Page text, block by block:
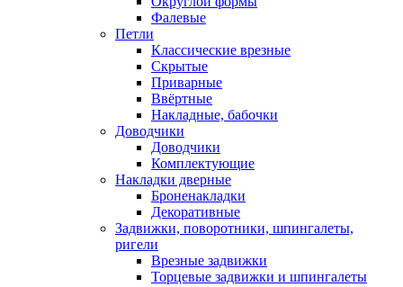
Фалевые
Петли
Классические врезные
Скрытые
Приварные
Ввёртные
Накладные, бабочки
Доводчики
Доводчики
Комплектующие
Накладки дверные
Броненакладки
Декоративные
Задвижки, поворотники, шпингалеты,
ригели
Врезные задвижки
Торцевые задвижки и шпингалеты